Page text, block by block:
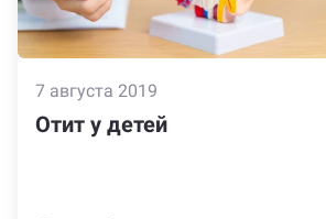
7 августа 2019
Отит у детей